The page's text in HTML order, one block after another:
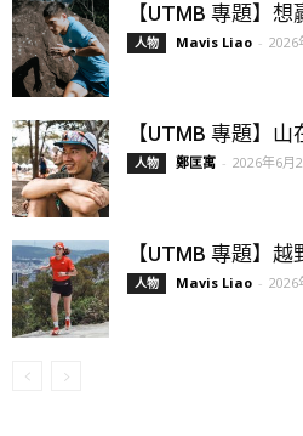
【UTMB 專題】
人物 Mavis Liao - 2026
【UTMB 專題】
人物 鄭匡寓 - 2026年6月
【UTMB 專題】越
人物 Mavis Liao - 2026